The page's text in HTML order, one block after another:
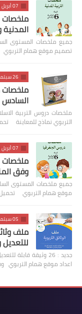
07 أبريل 2021
ملخصات
جميع ملخصات المستوى
تصميم موقع همام
26 سبتمبر 2022
ملخصات
السادس
ملخصات دروس التربية
التربوي نماذج للمعاينة
07 أبريل 2021
ملخصات
وفق
جميع ملخصات المستوى
موقع همام التربوي
05 سبتمبر 2021
اعداد موقع همام التربوي